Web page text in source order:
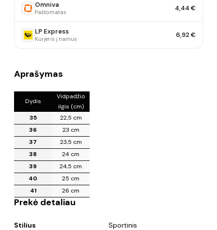
Omniva
Paštomatas 4,44 €
LP Express
Kurjeris į namus 6,92 €
Aprašymas
Dydis
Vidpadžio
ilgis (cm)
35
22,5 cm
36
23 cm
37
23,5 cm
38
24 cm
39
24,5 cm
40
25 cm
41
26 cm
Prekė detaliau
Stilius
Sportinis